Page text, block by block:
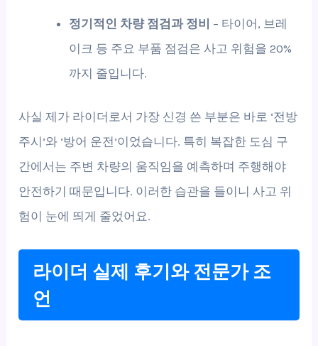
정기적인 차량 점검과 정비 – 타이어, 브레
이크 등 주요 부품 점검은 사고 위험을 20%
까지 줄입니다.
사실 제가 라이더로서 가장 신경 쓴 부분은 바로 ‘전방
주시’와 ‘방어 운전’이었습니다. 특히 복잡한 도심 구
간에서는 주변 차량의 움직임을 예측하며 주행해야
안전하기 때문입니다. 이러한 습관을 들이니 사고 위
험이 눈에 띄게 줄었어요.
라이더 실제 후기와 전문가 조
언